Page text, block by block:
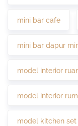
mini bar cafe
mini bar dapur
model interior
model interior
model kitchen